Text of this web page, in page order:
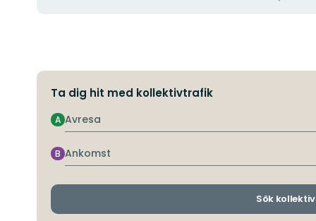
Ta dig hit med kollektivtrafik
Avresa
A
Ankomst
B
Sök